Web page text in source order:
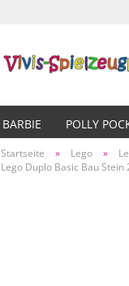
BARBIE POLLY
Startseite » Lego »
Lego Duplo Basic Bau Stein